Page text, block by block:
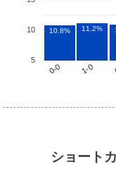
0-0 1-0
5
10 10.8% 11.2%
ショート